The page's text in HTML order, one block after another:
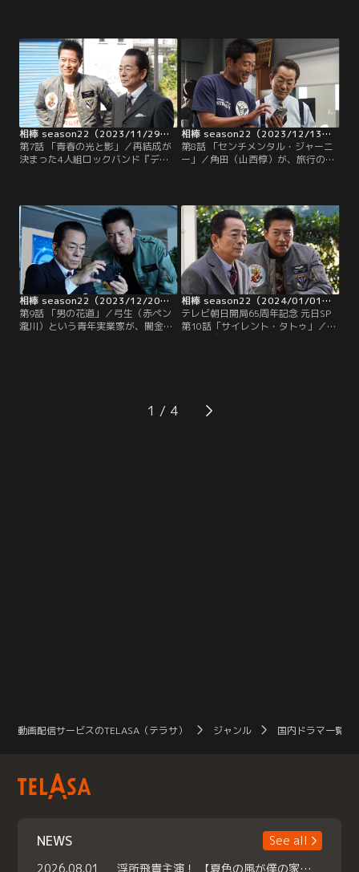
止めるなど、腕利きと評判で、首席
監察官の大河内（神保悟志）も一目
置くほどの人物。いっぽう右京（水
谷豊）は、薫（寺脇康文）とのラン
チの帰り、とある路地のアパートで
不審な部屋を発見。
いう投書だった。問題の事件は、老
舗デパート蔵本屋の令嬢・里紗（潤
花）が睡眠薬で眠らされて連れ去ら
れた経緯から、週刊誌が“眠り姫誘
拐事件”と煽り、世間の耳目を集め
た事件だった。
相棒 season22（2023/11/29放送分）第07話
第7話 「青春の光と影」／再結成が
決まった4人組ロックバンド『ディ
い同士のケンカによる傷害致死とみ
て、捜査を始める。と、矢崎の妻は
元アイドルで、今も時々テレビに出
ているタレントだが、別居して2年
になり、離婚話が進んでいたと分か
る。
相棒 season22（2023/12/13放送分）第08話
第8話 「センチメンタル・ジャーニ
ー」／角田（山西惇）が、旅行の日
に付き合うが、当の角田は「一人旅
にでも出ようか」などと言って、す
っかり頑なになっていた。ところが
数日後、“一人旅”に出たのは、なぜ
か右京だった。
相棒 season22（2023/12/20放送分）第09話
第9話 「男の花道」／弓生（赤ペン
瀧川）という青年実業家が、闇金ト
覚める前の内村（片桐竜次）と昵懇
の仲にあり、特命係とも浅からぬ因
相棒 season22（2024/01/01放送分）第10話
テレビ朝日開局65周年記念 元日SP
第10話「サイレント・タトゥ」／甲
斐享（成宮寛貴）と笛吹悦子（真飛
いた。学芸会といっても立派なホー
ルを借り切っての催しで、峯秋は孫
1
動画配信サービスのTELASA（テラサ） ジャンル 国内ドラマ一覧（
NEWS
See all
2026.08.01
浮所飛貴主演！ 【夏色の風が僕の家にやってきた】 本日よりテラサで独占配信スタート！